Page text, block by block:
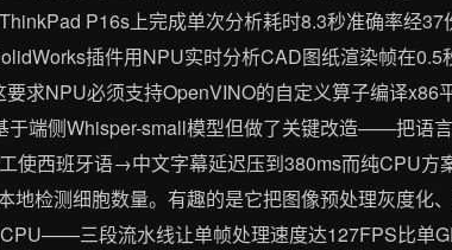
P16s上完成单次分析耗时8.3秒准确率经37
插件用NPU实时分析CAD图纸渲染帧在0.5
求NPU必须支持OpenVINO的自定义算子编译x86
于端侧Whisper-small模型但做了关键改造——把语
使西班牙语→中文字幕延迟压到380ms而纯CPU方
地检测细胞数量。有趣的是它把图像预处理灰度化
三段流水线让单帧处理速度达127FPS比单